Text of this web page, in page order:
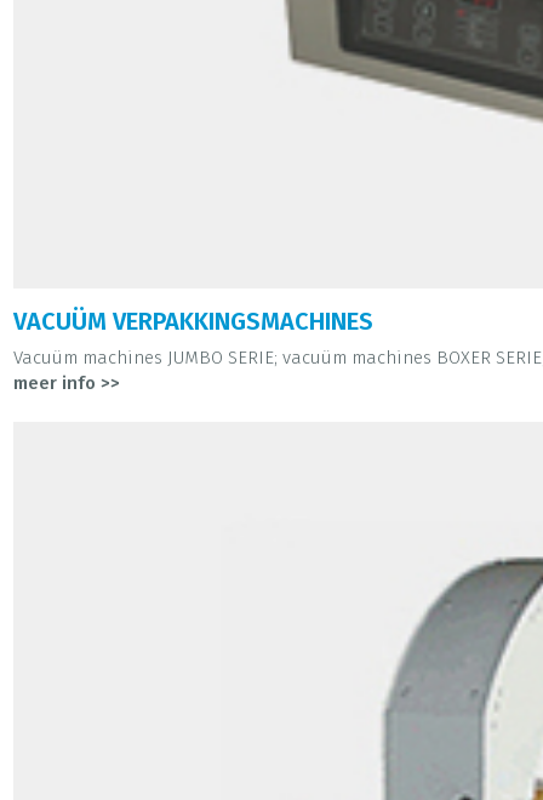
VACUÜM VERPAKKINGSMACHINES
Vacuüm machines JUMBO SERIE; vacuüm machines BOXER
meer info >>